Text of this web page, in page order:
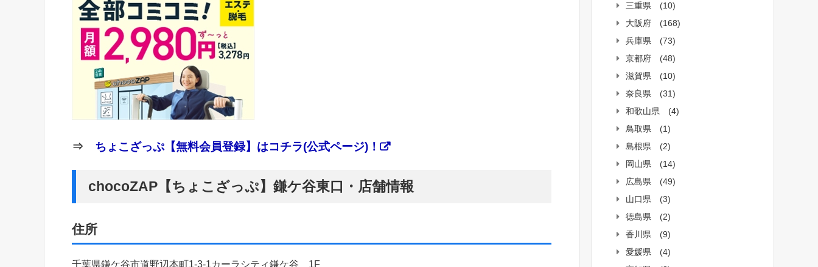
⇒ ちょこざっぷ【無料会員登録】はコチラ(公式ページ)！
chocoZAP【ちょこざっぷ】鎌ケ谷東口・店舗情報
住所
千葉県鎌ケ谷市道野辺本町1-3-1カーラシティ鎌ケ谷 1F
三重県
(10)
大阪府
(168)
兵庫県
(73)
京都府
(48)
滋賀県
(10)
奈良県
(31)
和歌山県
(4)
鳥取県
(1)
島根県
(2)
岡山県
(14)
広島県
(49)
山口県
(3)
徳島県
(2)
香川県
(9)
愛媛県
(4)